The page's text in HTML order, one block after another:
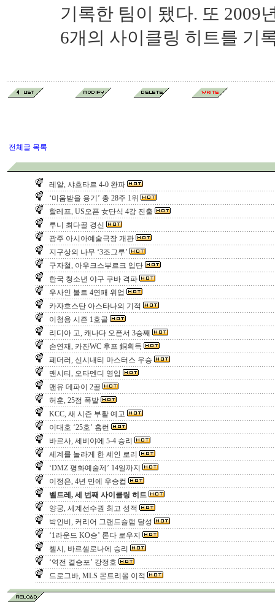
기록한 팀이 됐다. 또 2009
6개의 사이클링 히트를 기
전체글 목록
레알, 샤흐타르 4-0 완파
‘미움받을 용기’ 총 28주 1위
할레프, US오픈 女단식 4강 진출
루니 최다골 경신
광주 아시아예술극장 개관
지구상의 나무 ‘3조그루’
구자철, 아우크스부르크 입단
한국 청소년 야구 쿠바 격파
우사인 볼트 4연패 위업
카자흐스탄 아스타나의 기적
이청용 시즌 1호골
리디아 고, 캐나다 오픈서 3승째
손연재, 카잔WC 후프 銅획득
페더러, 신시내티 마스터스 우승
맨시티, 오타멘디 영입
맨유 데파이 2골
허훈, 25점 폭발
KCC, 새 시즌 부활 예고
이대호 ‘25호’ 홈런
바르사, 세비야에 5-4 승리
세계를 놀라게 한 셰인 로리
‘DMZ 평화예술제’ 14일까지
이정은, 4년 만에 우승컵
벨트레, 세 번째 사이클링 히트
양궁, 세계선수권 최고 성적
박인비, 커리어 그랜드슬램 달성
‘1라운드 KO승’ 론다 로우지
첼시, 바르셀로나에 승리
‘역전 결승포’ 강정호
드로그바, MLS 몬트리올 이적